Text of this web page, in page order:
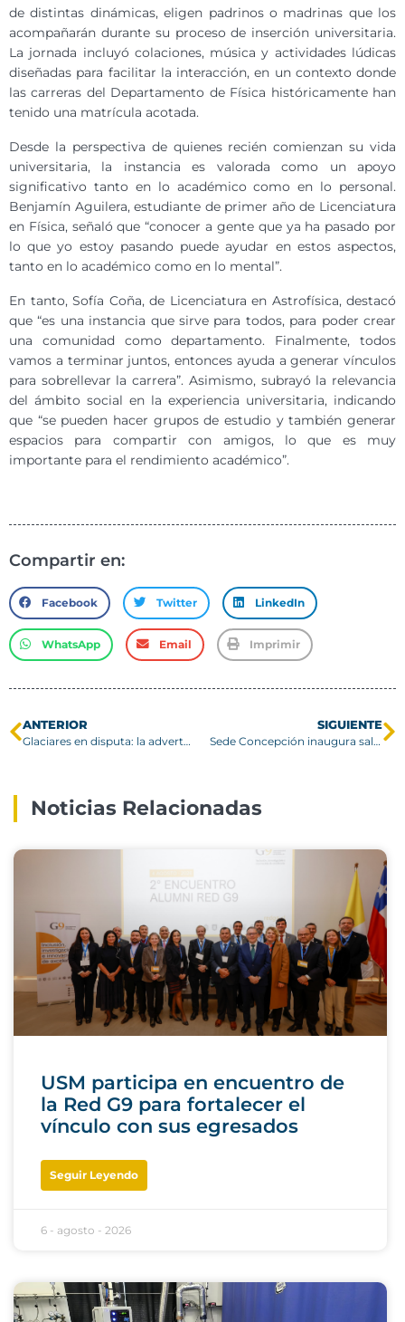
de distintas dinámicas, eligen padrinos o madrinas que los
acompañarán durante su proceso de inserción universitaria.
La jornada incluyó colaciones, música y actividades lúdicas
diseñadas para facilitar la interacción, en un contexto donde
las carreras del Departamento de Física históricamente han
tenido una matrícula acotada.
Desde la perspectiva de quienes recién comienzan su vida
universitaria, la instancia es valorada como un apoyo
significativo tanto en lo académico como en lo personal.
Benjamín Aguilera, estudiante de primer año de Licenciatura
en Física, señaló que “conocer a gente que ya ha pasado por
lo que yo estoy pasando puede ayudar en estos aspectos,
tanto en lo académico como en lo mental”.
En tanto, Sofía Coña, de Licenciatura en Astrofísica, destacó
que “es una instancia que sirve para todos, para poder crear
una comunidad como departamento. Finalmente, todos
vamos a terminar juntos, entonces ayuda a generar vínculos
para sobrellevar la carrera”. Asimismo, subrayó la relevancia
del ámbito social en la experiencia universitaria, indicando
que “se pueden hacer grupos de estudio y también generar
espacios para compartir con amigos, lo que es muy
importante para el rendimiento académico”.
Compartir en:
Facebook Twitter LinkedIn
WhatsApp Email Imprimir
ANTERIOR
Glaciares en disputa: la advertencia que llega desde Argentina
SIGUIENTE
Sede Concepción inaugura sala de lactancia y fortalece su compromiso con el bienestar y la equidad
Noticias Relacionadas
USM participa en encuentro de
la Red G9 para fortalecer el
vínculo con sus egresados
Seguir Leyendo
6 - agosto - 2026